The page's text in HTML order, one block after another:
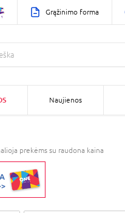
Grąžinimo forma
Naujienos
prekėms su raudona kaina